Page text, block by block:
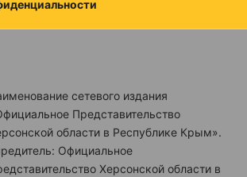
сетевого издания
Представительство
области в Республике Крым».
Официальное
Херсонской области в